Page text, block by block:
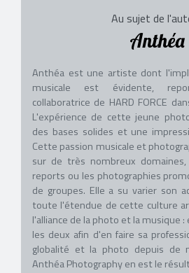
Au sujet de
Anthéa
Anthéa est une artiste dont
musicale est évidente,
collaboratrice de HARD FORCE
L'expérience de cette jeune
des bases solides et une
Cette passion musicale et
sur de très nombreux
reports ou les photographies
de groupes. Elle a su varier son
toute l'étendue de cette culture
l'alliance de la photo et la musique :
les deux afin d'en faire sa
globalité et la photo depuis de
Anthéa Photography en est le